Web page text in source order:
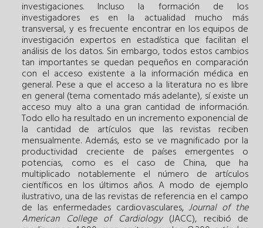
investigaciones. Incluso la formación de los
investigadores es en la actualidad mucho más
transversal, y es frecuente encontrar en los equipos de
investigación expertos en estadística que facilitan el
análisis de los datos. Sin embargo, todos estos cambios
tan importantes se quedan pequeños en comparación
con el acceso existente a la información médica en
general. Pese a que el acceso a la literatura no es libre
en general (tema comentado más adelante), sí existe un
acceso muy alto a una gran cantidad de información.
Todo ello ha resultado en un incremento exponencial de
la cantidad de artículos que las revistas reciben
mensualmente. Además, esto se ve magnificado por la
productividad creciente de países emergentes o
potencias, como es el caso de China, que ha
multiplicado notablemente el número de artículos
científicos en los últimos años. A modo de ejemplo
ilustrativo, una de las revistas de referencia en el campo
de las enfermedades cardiovasculares,Journal of the
American College of Cardiology(JACC), recibió de